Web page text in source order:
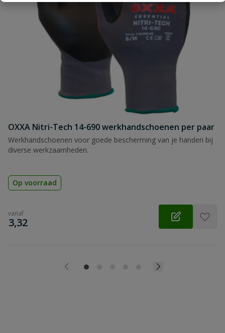
Samenvatting
Beoordeling
Beoordeling versturen
OXXA Nitri-Tech 14-690 werkhandschoenen per paar
Werkhandschoenen voor goede bescherming van je handen bij
diverse werkzaamheden.
Op voorraad
vanaf
€
3,32